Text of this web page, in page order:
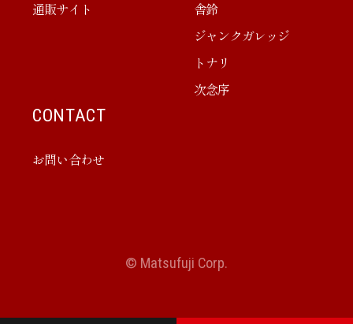
通販サイト
舎鈴
ジャンクガレッジ
トナリ
次念序
CONTACT
お問い合わせ
© Matsufuji Corp.